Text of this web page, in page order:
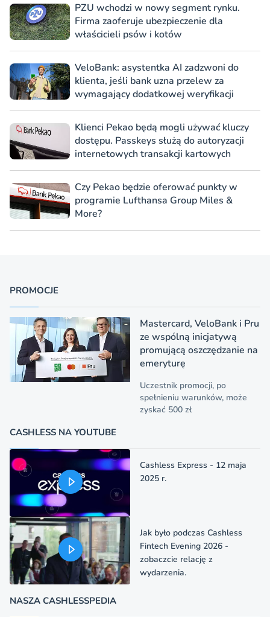
PZU wchodzi w nowy segment rynku.
Firma zaoferuje ubezpieczenie dla
właścicieli psów i kotów
VeloBank: asystentka AI zadzwoni do
klienta, jeśli bank uzna przelew za
wymagający dodatkowej weryfikacji
Klienci Pekao będą mogli używać kluczy
dostępu. Passkeys służą do autoryzacji
internetowych transakcji kartowych
Czy Pekao będzie oferować punkty w
programie Lufthansa Group Miles &
More?
PROMOCJE
Mastercard, VeloBank i Pru
ze wspólną inicjatywą
promującą oszczędzanie na
emeryturę
Uczestnik promocji, po
spełnieniu warunków, może
zyskać 500 zł
CASHLESS NA YOUTUBE
Cashless Express - 12 maja
2025 r.
Jak było podczas Cashless
Fintech Evening 2026 -
zobaczcie relację z
wydarzenia.
NASZA CASHLESSPEDIA